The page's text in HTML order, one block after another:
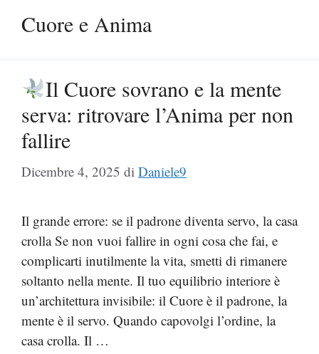
Cuore e Anima
Il Cuore sovrano e la mente
serva: ritrovare l’Anima per non
fallire
Dicembre 4, 2025 di Daniele9
Il grande errore: se il padrone diventa servo, la casa
crolla Se non vuoi fallire in ogni cosa che fai, e
complicarti inutilmente la vita, smetti di rimanere
soltanto nella mente. Il tuo equilibrio interiore è
un’architettura invisibile: il Cuore è il padrone, la
mente è il servo. Quando capovolgi l’ordine, la
casa crolla. Il …